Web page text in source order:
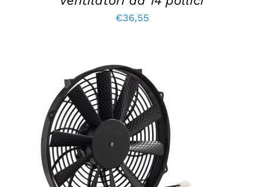
€36,55
AGGIUNGI AL CARRELLO
/
DETTAGLI